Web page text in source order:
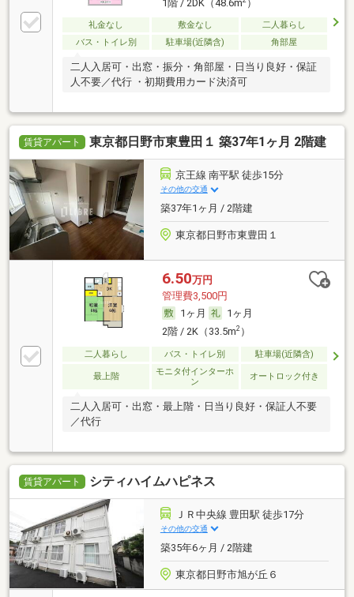
1階 / 2DK（48.6m ）
礼金なし 敷金なし
二人暮らし
バス・トイレ別
駐車場(近隣含) 角部屋
二人入居可・出窓・振分・角部屋・日当り良好・保証
人不要／代行 ・初期費用カード決済可
賃貸アパート 東京都日野市東豊田１ 築37年1ヶ月 2階建
京王線 南平駅 徒歩15分
その他の交通
築37年1ヶ月 / 2階建
東京都日野市東豊田１
6.50万円
管理費3,500円
1ヶ月
1ヶ月
2階 / 2K（33.5m2）
二人暮らし バス・トイレ別 駐車場(近隣含)
最上階
モニタ付インターホ
ン
オートロック付き
二人入居可・出窓・最上階・日当り良好・保証人不要
／代行
賃貸アパート シティハイムハピネス
ＪＲ中央線 豊田駅 徒歩17分
その他の交通
築35年6ヶ月 / 2階建
東京都日野市旭が丘６